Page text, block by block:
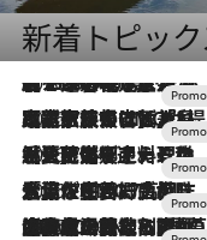
新着トピッ
2026.8.7
【トンボの足水浴】ヒノキの香りに包まれて涼感マックス！約13℃の湧水かけ流しを避暑地「星野温泉 トンボの湯」で体験
2026.7.31
【ホテル帰省】という選択肢をOMOが提案。家族とほどよい距離を保つには「昼は実家、夜は気兼ねなくホテルで！」
2026.7.24
【夏限定ディナーコース】旬を迎える稚鮎や花ズッキーニなどをイタリア・トスカーナの郷土料理の手法で満喫！
2026.7.17
「土佐和ハーブかき氷」がOMO7高知に登場！生姜、山椒、大葉など目にも舌にも涼を呼ぶ郷土の味
2026.7.10
NEW OPEN！【界 草津】名湯の地に誕生。趣の異なる2種の温泉と上州ならではの会席・蕎麦割烹など美食を味わう究極の癒やし旅